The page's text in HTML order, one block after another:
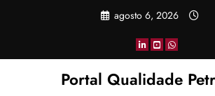
agosto 6, 2026
Portal Qualidade